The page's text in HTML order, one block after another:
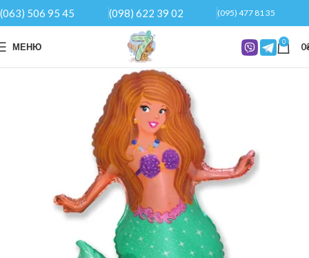
(063) 506 95 45 (098) 622 39 02 (095) 477 81 35
МЕНЮ 0 0